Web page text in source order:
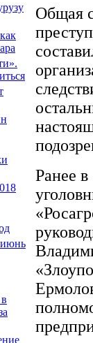
июнь
Общая
Ранее